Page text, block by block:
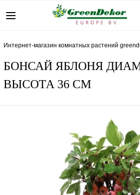
интернет-магазин комнатных растений
БОНСАЙ ЯБЛОНЯ
ВЫСОТА 36 СМ